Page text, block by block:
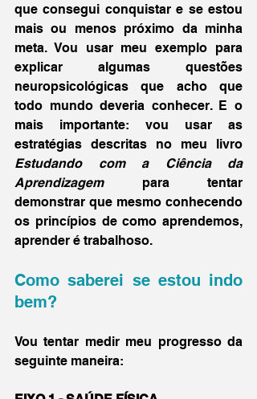
que consegui conquistar e se estou
mais ou menos próximo da minha
meta. Vou usar meu exemplo para
explicar algumas questões
neuropsicológicas que acho que
todo mundo deveria conhecer. E o
mais importante: vou usar as
Estudando com a Ciência da
Aprendizagem para tentar
demonstrar que mesmo conhecendo
os princípios de como aprendemos,
aprender é trabalhoso.
Como saberei se estou indo
bem?
Vou tentar medir meu progresso da
seguinte maneira: